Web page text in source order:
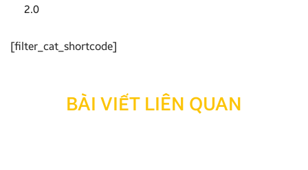
2.0
[filter_cat_shortcode]
BÀI VIẾT LIÊN QUAN